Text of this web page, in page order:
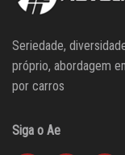
Seriedade,
próprio, abordagem
por carros
Siga o Ae